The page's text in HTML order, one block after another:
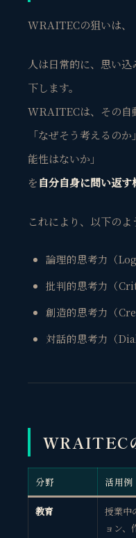
WRAITECの狙いは、
人は日常的に、思い
下します。
WRAITECは、その自
「なぜそう考えるの
能性はないか」
を自分自身に問い返す
これにより、以下のよ
論理的思考力（
批判的思考力（
創造的思考力（
対話的思考力（
WRAITEC
分野 活用例
教育
授業中
ョン、